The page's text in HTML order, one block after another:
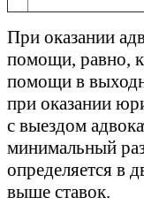
При оказании
помощи, равно,
помощи в
при оказании
с выездом
минимальный
определяется в
выше ставок.